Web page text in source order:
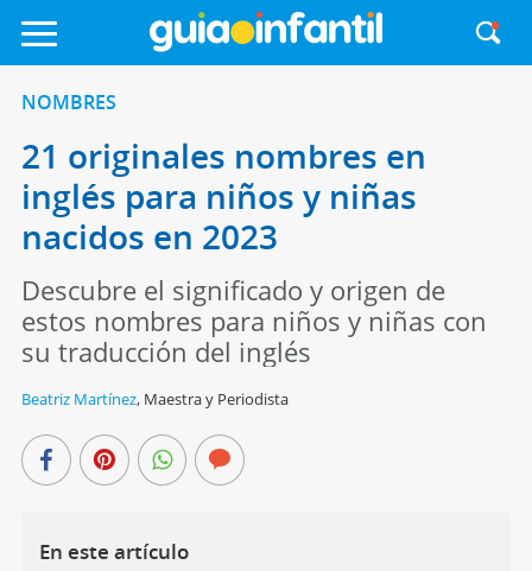
NOMBRES
21 originales nombres en
inglés para niños y niñas
nacidos en 2023
Descubre el significado y origen de
estos nombres para niños y niñas con
su traducción del inglés
Beatriz Martínez, Maestra y Periodista
En este artículo